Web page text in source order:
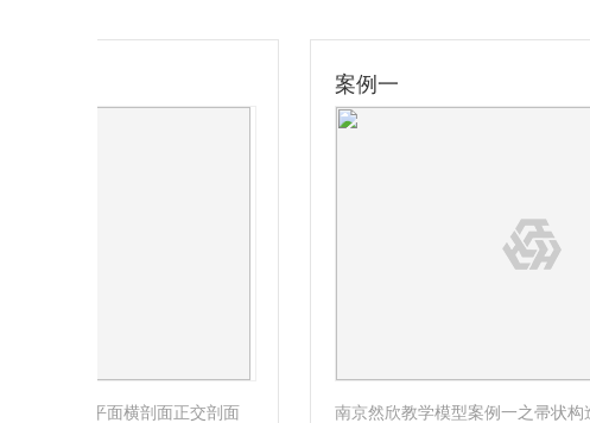
南京然欣教学模型案例一之帚状构造及其组成模式